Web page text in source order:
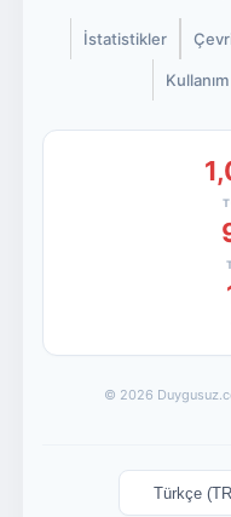
İstatistikler
© 2026